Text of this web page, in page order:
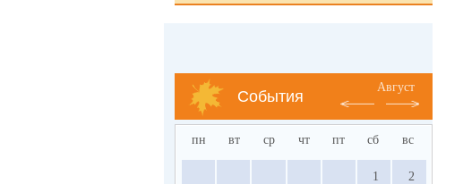
События
Август
пн вт ср чт пт сб вс
1 2